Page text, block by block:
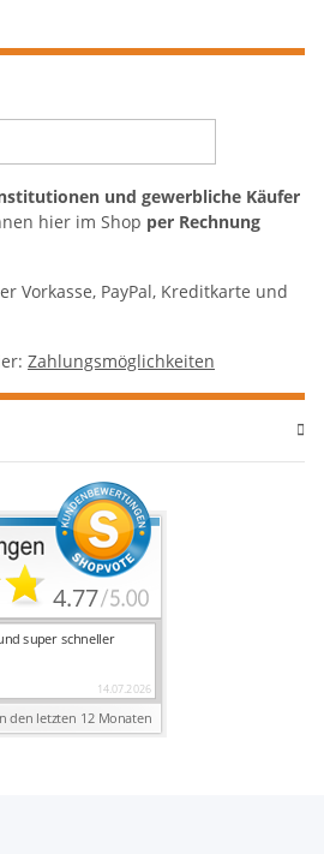
und gewerbliche Käufer
hier im Shop per Rechnung
Vorkasse, PayPal, Kreditkarte und
Zahlungsmöglichkeiten